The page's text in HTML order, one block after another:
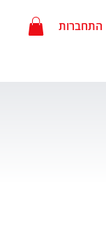
התחברות